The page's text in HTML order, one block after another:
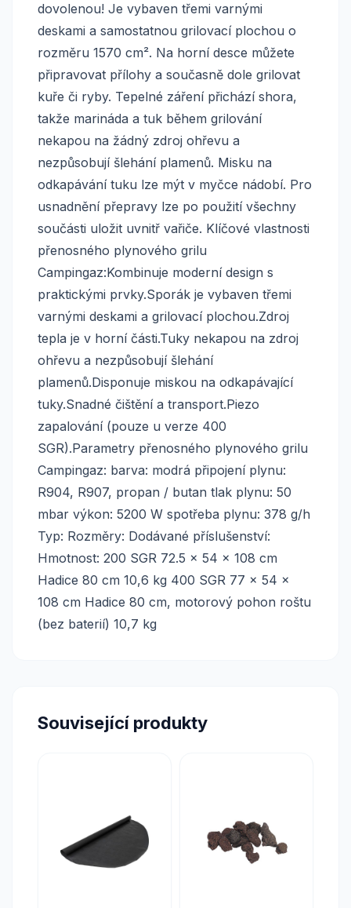
dovolenou! Je vybaven třemi varnými
deskami a samostatnou grilovací plochou o
rozměru 1570 cm². Na horní desce můžete
připravovat přílohy a současně dole grilovat
kuře či ryby. Tepelné záření přichází shora,
takže marináda a tuk během grilování
nekapou na žádný zdroj ohřevu a
nezpůsobují šlehání plamenů. Misku na
odkapávání tuku lze mýt v myčce nádobí. Pro
usnadnění přepravy lze po použití všechny
součásti uložit uvnitř vařiče. Klíčové vlastnosti
přenosného plynového grilu
Campingaz:Kombinuje moderní design s
praktickými prvky.Sporák je vybaven třemi
varnými deskami a grilovací plochou.Zdroj
tepla je v horní části.Tuky nekapou na zdroj
ohřevu a nezpůsobují šlehání
plamenů.Disponuje miskou na odkapávající
tuky.Snadné čištění a transport.Piezo
zapalování (pouze u verze 400
SGR).Parametry přenosného plynového grilu
Campingaz: barva: modrá připojení plynu:
R904, R907, propan / butan tlak plynu: 50
mbar výkon: 5200 W spotřeba plynu: 378 g/h
Typ: Rozměry: Dodávané příslušenství:
Hmotnost: 200 SGR 72.5 x 54 x 108 cm
Hadice 80 cm 10,6 kg 400 SGR 77 x 54 x
108 cm Hadice 80 cm, motorový pohon roštu
(bez baterií) 10,7 kg
Související produkty